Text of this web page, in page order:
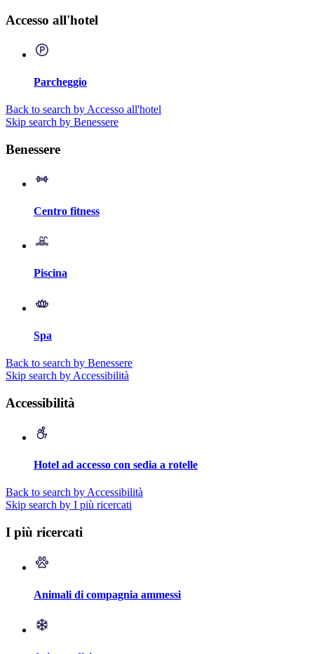
Accesso all'hotel
Parcheggio
Back to search by Accesso all'hotel
Skip search by Benessere
Benessere
Centro fitness
Piscina
Spa
Back to search by Benessere
Skip search by Accessibilità
Accessibilità
Hotel ad accesso con sedia a rotelle
Back to search by Accessibilità
Skip search by I più ricercati
I più ricercati
Animali di compagnia ammessi